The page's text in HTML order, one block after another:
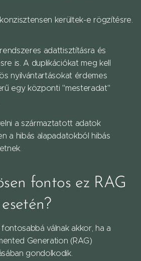
kerültek-e rögzítésre.
adattisztításra és
is. A duplikációkat meg kell
nyilvántartásokat érdemes
egy központi "mesteradat"
a származtatott adatok
a hibás alapadatokból hibás
fontos ez RAG
válnak akkor, ha a
Generation (RAG)
gondolkodik.